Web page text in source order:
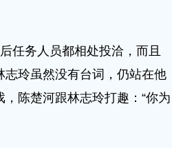
任务人员都相处投洽，而且
玲虽然没有台词，仍站在他
陈楚河跟林志玲打趣：“你为